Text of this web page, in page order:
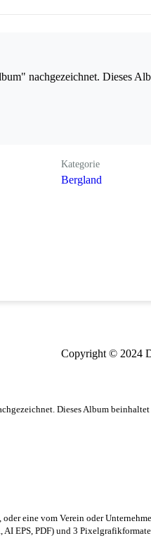
nachgezeichnet. Dieses
Kategorie
Bergland
Copyright © 2024
Dieses Album
oder eine vom Verein oder
EPS, PDF) und 3 Pixelgrafikformate